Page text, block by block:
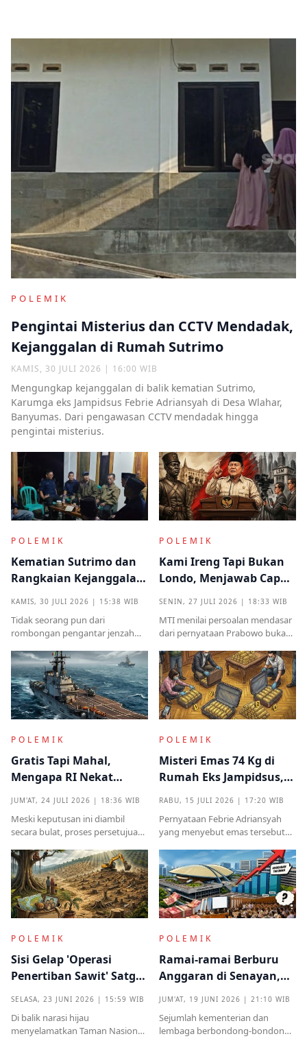
POLEMIK
Pengintai Misterius dan CCTV Mendadak,
Kejanggalan di Rumah Sutrimo
KAMIS, 30 JULI 2026 | 16:00 WIB
Mengungkap kejanggalan di balik kematian Sutrimo,
Karumga eks Jampidsus Febrie Adriansyah di Desa Wlahar,
Banyumas. Dari pengawasan CCTV mendadak hingga
pengintai misterius.
POLEMIK
Kematian Sutrimo dan
Rangkaian Kejanggalan
yang Muncul dari
Kampung Halaman
KAMIS, 30 JULI 2026 | 15:38 WIB
Tidak seorang pun dari
rombongan pengantar jenzah
identitas ataupun menjelaskan
dari instansi mana.
POLEMIK
Kami Ireng Tapi Bukan
Londo, Menjawab Cap
Antek Asing dari Podium
SENIN, 27 JULI 2026 | 18:33 WIB
MTI menilai persoalan mendasar
dari pernyataan Prabowo bukan
melainkan implikasinya yang
sangat destruktif bagi kualitas
demokrasi
POLEMIK
Gratis Tapi Mahal,
Mengapa RI Nekat
Terima Hibah Kapal
Induk Tua Italia?
JUM'AT, 24 JULI 2026 | 18:36 WIB
Meski keputusan ini diambil
secara bulat, proses persetujuan
kritik tajam terkait prosedur yang
mendadak serta kekhawatiran
akan beban anggaran
POLEMIK
Misteri Emas 74 Kg di
Rumah Eks Jampidsus,
Benarkah Barang
RABU, 15 JULI 2026 | 17:20 WIB
Pernyataan Febrie Adriansyah
yang menyebut emas tersebut
menjadi titik penting dalam
proses pembuktian
POLEMIK
Sisi Gelap 'Operasi
Penertiban Sawit' Satgas
PKH dan Tentara di Tesso
SELASA, 23 JUNI 2026 | 15:59 WIB
Di balik narasi hijau
menyelamatkan Taman Nasional
POLEMIK
Ramai-ramai Berburu
Anggaran di Senayan,
Efisiensi Prabowo Cuma
JUM'AT, 19 JUNI 2026 | 21:10 WIB
Sejumlah kementerian dan
lembaga berbondong-bondong